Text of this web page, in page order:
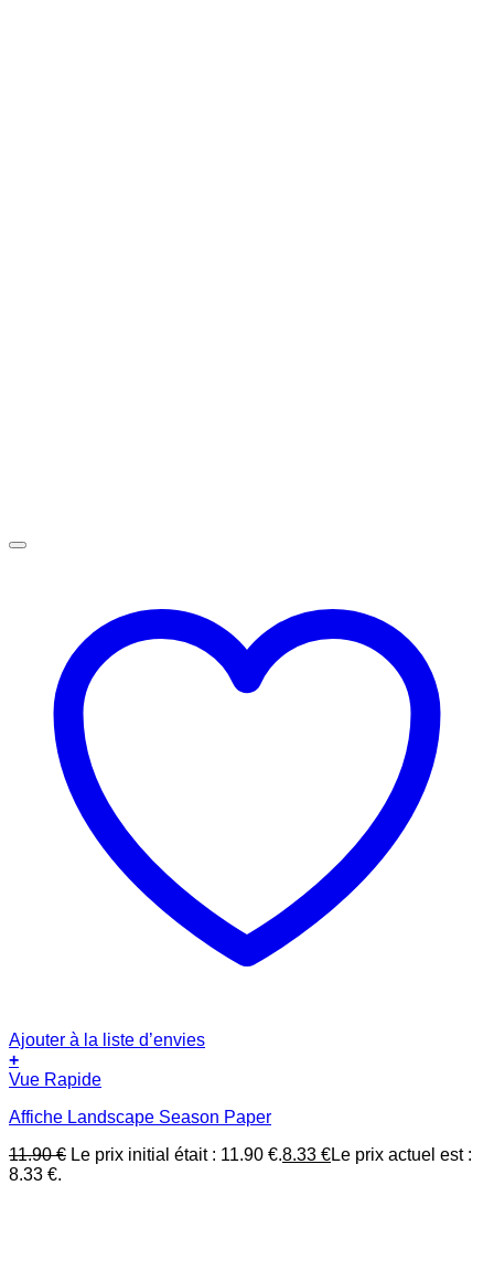
Ajouter à la liste d’envies
+
Vue Rapide
Affiche Landscape Season Paper
11.90€ Le prix initial était : 11.90 €.8.33 €Le prix actuel est :
8.33 €.